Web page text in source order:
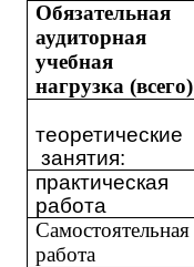
Обязательная
аудиторная
учебная
нагрузка (всего)
теоретические
занятия:
практическая
работа
Самостоятельная
работа